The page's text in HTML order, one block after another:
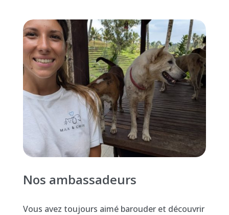
Nos ambassadeurs
Vous avez toujours aimé barouder et découvrir